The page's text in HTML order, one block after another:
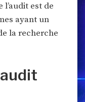
est de
ayant un
la recherche